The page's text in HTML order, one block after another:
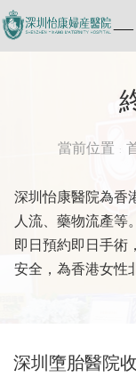
當前位置
深圳怡康醫院為香
人流、藥物流產等
即日預約即日手術
安全，為香港女性
深圳墮胎醫院